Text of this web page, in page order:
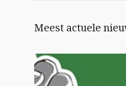
Meest actuele